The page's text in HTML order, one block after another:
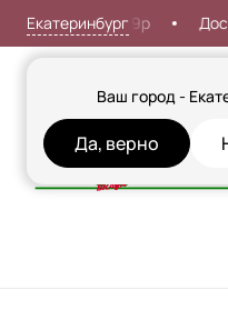
Екатеринбург
Ваш город -
Да, верно
от 999р